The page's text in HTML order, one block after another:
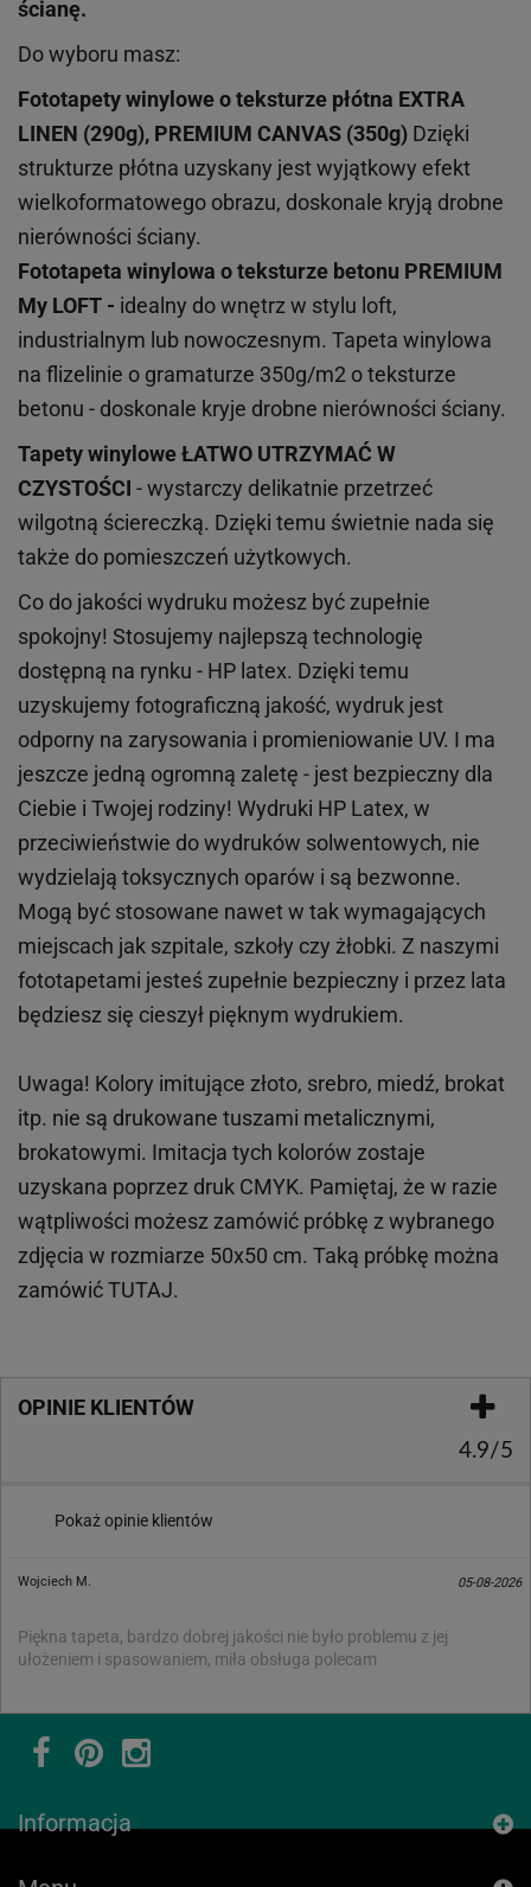
ścianę.
Do wyboru masz:
Fototapety winylowe oteksturze płótna EXTRA
LINEN (290g), PREMIUM CANVAS (350g) Dzięki
strukturze płótna uzyskany jest wyjątkowy efekt
wielkoformatowego obrazu, doskonale kryją drobne
nierówności ściany.
Fototapeta winylowa oteksturze betonu PREMIUM
My LOFT - idealny do wnętrz w stylu loft,
industrialnym lub nowoczesnym. Tapeta winylowa
na flizelinie o gramaturze 350g/m2 o teksturze
betonu - doskonale kryje drobne nierówności ściany.
Tapety winyloweŁATWO UTRZYMAĆ W
CZYSTOŚCI - wystarczy delikatnie przetrzeć
wilgotną ściereczką. Dzięki temu świetnie nada się
także do pomieszczeń użytkowych.
Co do jakości wydruku możesz być zupełnie
spokojny! Stosujemy najlepszą technologię
dostępną na rynku - HP latex. Dzięki temu
uzyskujemy fotograficzną jakość, wydruk jest
odporny na zarysowania i promieniowanie UV. I ma
jeszcze jedną ogromną zaletę - jest bezpieczny dla
Ciebie i Twojej rodziny! Wydruki HP Latex, w
przeciwieństwie do wydruków solwentowych, nie
wydzielają toksycznych oparów i są bezwonne.
Mogą być stosowane nawet w tak wymagających
miejscach jak szpitale, szkoły czy żłobki. Z naszymi
fototapetami jesteś zupełnie bezpieczny i przez lata
będziesz się cieszył pięknym wydrukiem.
Uwaga! Kolory imitujące złoto, srebro, miedź, brokat
itp. nie są drukowane tuszami metalicznymi,
brokatowymi. Imitacja tych kolorów zostaje
uzyskana poprzez druk CMYK. Pamiętaj, że w razie
wątpliwości możesz zamówić próbkę z wybranego
zdjęcia w rozmiarze 50x50 cm. Taką próbkę można
zamówićTUTAJ.
OPINIE KLIENTÓW
4.9/5
Pokaż opinie klientów
Wojciech M. 05-08-2026
Piękna tapeta, bardzo dobrej jakości nie było problemu z jej
ułożeniem i spasowaniem, miła obsługa polecam
Informacja